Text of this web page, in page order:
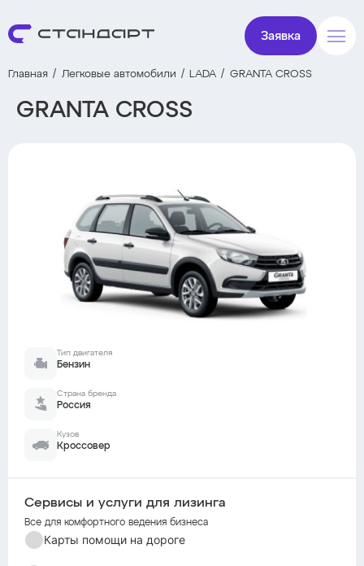
Заявка
Главная Легковые автомобили LADA GRANTA CROSS
GRANTA CROSS
Тип двигателя
Бензин
Страна бренда
Россия
Кузов
Кроссовер
Сервисы и услуги для лизинга
Все для комфортного ведения бизнеса
Карты помощи на дороге